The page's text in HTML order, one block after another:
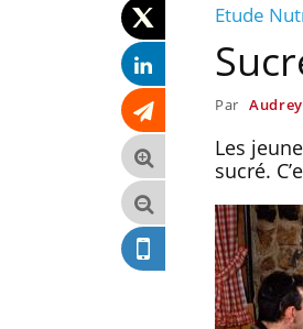
Etude
Par
Les
sucré.